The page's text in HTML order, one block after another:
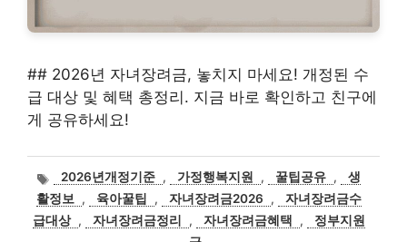
## 2026년 자녀장려금, 놓치지 마세요! 개정된 수
급 대상 및 혜택 총정리. 지금 바로 확인하고 친구에
게 공유하세요!
태
그
2026년개정기준 , 가정행복지원 , 꿀팁공유 ,
생
활정보
, 육아꿀팁 , 자녀장려금2026 ,
자녀장려금수
급대상 , 자녀장려금정리 , 자녀장려금혜택 ,
정부지원